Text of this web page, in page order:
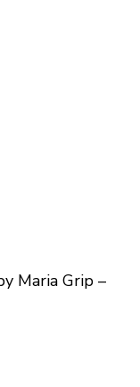
Maria Grip –